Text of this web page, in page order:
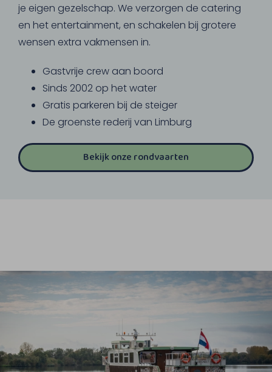
je eigen gezelschap. We verzorgen de catering
en het entertainment, en schakelen bij grotere
wensen extra vakmensen in.
Gastvrije crew aan boord
Sinds 2002 op het water
Gratis parkeren bij de steiger
De groenste rederij van Limburg
Bekijk onze rondvaarten